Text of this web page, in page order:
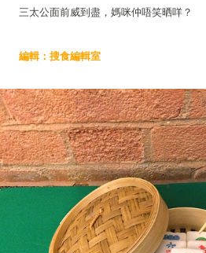
三太公面前威到盡，媽咪仲唔笑晒咩？
編輯：搜食編輯室